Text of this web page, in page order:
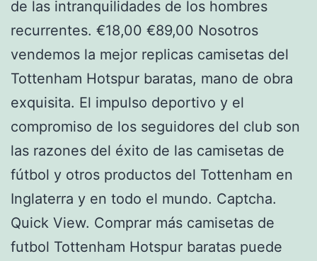
de las intranquilidades de los hombres
recurrentes. €18,00 €89,00 Nosotros
vendemos la mejor replicas camisetas del
Tottenham Hotspur baratas, mano de obra
exquisita. El impulso deportivo y el
compromiso de los seguidores del club son
las razones del éxito de las camisetas de
fútbol y otros productos del Tottenham en
Inglaterra y en todo el mundo. Captcha.
Quick View. Comprar más camisetas de
futbol Tottenham Hotspur baratas puede